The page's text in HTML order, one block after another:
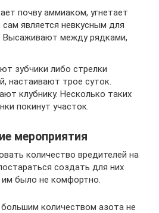
почву аммиаком, угнетает
сам является невкусным для
Высаживают между рядками,
зубчики либо стрелки
настаивают трое суток.
клубнику. Несколько таких
покинут участок.
мероприятия
количество вредителей на
создать для них
было не комфортно.
количеством азота не